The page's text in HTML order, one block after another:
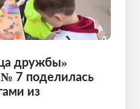
дружбы»
7 поделилась
из